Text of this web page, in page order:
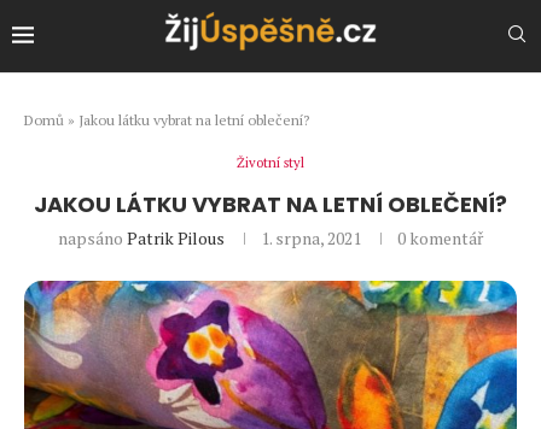
Domů » Jakou látku vybrat na letní oblečení?
Životní styl
JAKOU LÁTKU VYBRAT NA LETNÍ OBLEČENÍ?
napsáno Patrik Pilous 1. srpna, 2021 0 komentář